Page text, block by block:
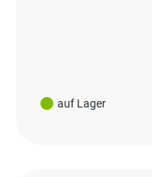
auf Lager